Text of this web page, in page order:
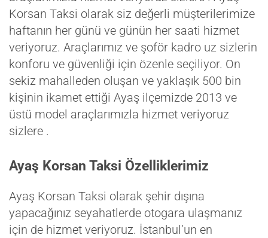
Korsan Taksi olarak siz değerli müşterilerimize
haftanın her günü ve günün her saati hizmet
veriyoruz. Araçlarımız ve şoför kadro uz sizlerin
konforu ve güvenliği için özenle seçiliyor. On
sekiz mahalleden oluşan ve yaklaşık 500 bin
kişinin ikamet ettiği Ayaş ilçemizde 2013 ve
üstü model araçlarımızla hizmet veriyoruz
sizlere .
Ayaş Korsan Taksi Özelliklerimiz
Ayaş Korsan Taksi olarak şehir dışına
yapacağınız seyahatlerde otogara ulaşmanız
için de hizmet veriyoruz. İstanbul’un en